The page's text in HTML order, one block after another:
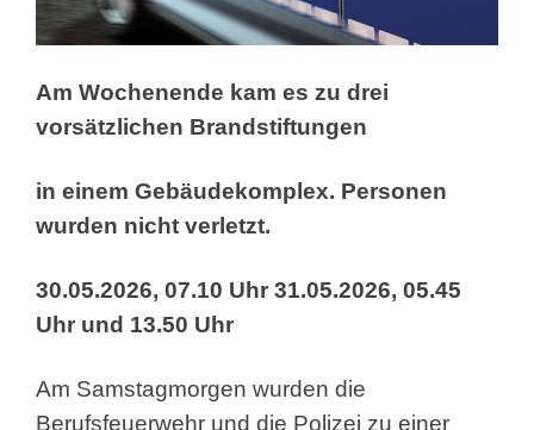
Am Wochenende kam es zu drei
vorsätzlichen Brandstiftungen
in einem Gebäudekomplex. Personen
wurden nicht verletzt.
30.05.2026, 07.10 Uhr 31.05.2026, 05.45
Uhr und 13.50 Uhr
Am Samstagmorgen wurden die
Berufsfeuerwehr und die Polizei zu einer